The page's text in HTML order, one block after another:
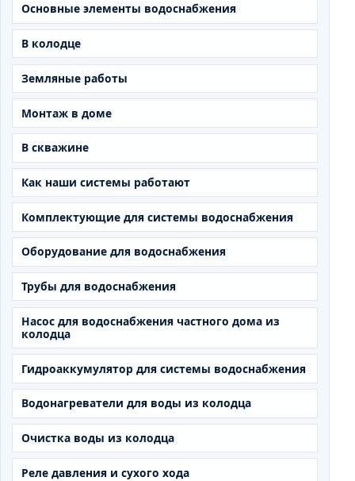
Основные элементы водоснабжения
В колодце
Земляные работы
Монтаж в доме
В скважине
Как наши системы работают
Комплектующие для системы водоснабжения
Оборудование для водоснабжения
Трубы для водоснабжения
Насос для водоснабжения частного дома из
колодца
Гидроаккумулятор для системы водоснабжения
Водонагреватели для воды из колодца
Очистка воды из колодца
Реле давления и сухого хода